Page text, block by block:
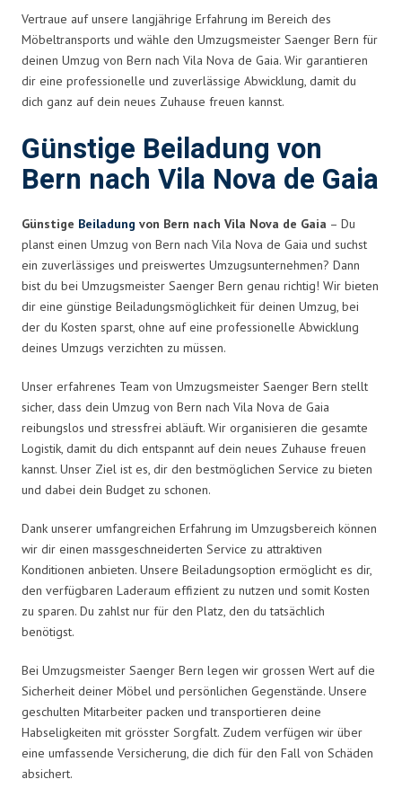
Vertraue auf unsere langjährige Erfahrung im Bereich des
Möbeltransports und wähle den Umzugsmeister Saenger Bern für
deinen Umzug von Bern nach Vila Nova de Gaia. Wir garantieren
dir eine professionelle und zuverlässige Abwicklung, damit du
dich ganz auf dein neues Zuhause freuen kannst.
Günstige Beiladung von
Bern nach Vila Nova de Gaia
Günstige Beiladung von Bern nach Vila Nova de Gaia – Du
planst einen Umzug von Bern nach Vila Nova de Gaia und suchst
ein zuverlässiges und preiswertes Umzugsunternehmen? Dann
bist du bei Umzugsmeister Saenger Bern genau richtig! Wir bieten
dir eine günstige Beiladungsmöglichkeit für deinen Umzug, bei
der du Kosten sparst, ohne auf eine professionelle Abwicklung
deines Umzugs verzichten zu müssen.
Unser erfahrenes Team von Umzugsmeister Saenger Bern stellt
sicher, dass dein Umzug von Bern nach Vila Nova de Gaia
reibungslos und stressfrei abläuft. Wir organisieren die gesamte
Logistik, damit du dich entspannt auf dein neues Zuhause freuen
kannst. Unser Ziel ist es, dir den bestmöglichen Service zu bieten
und dabei dein Budget zu schonen.
Dank unserer umfangreichen Erfahrung im Umzugsbereich können
wir dir einen massgeschneiderten Service zu attraktiven
Konditionen anbieten. Unsere Beiladungsoption ermöglicht es dir,
den verfügbaren Laderaum effizient zu nutzen und somit Kosten
zu sparen. Du zahlst nur für den Platz, den du tatsächlich
benötigst.
Bei Umzugsmeister Saenger Bern legen wir grossen Wert auf die
Sicherheit deiner Möbel und persönlichen Gegenstände. Unsere
geschulten Mitarbeiter packen und transportieren deine
Habseligkeiten mit grösster Sorgfalt. Zudem verfügen wir über
eine umfassende Versicherung, die dich für den Fall von Schäden
absichert.